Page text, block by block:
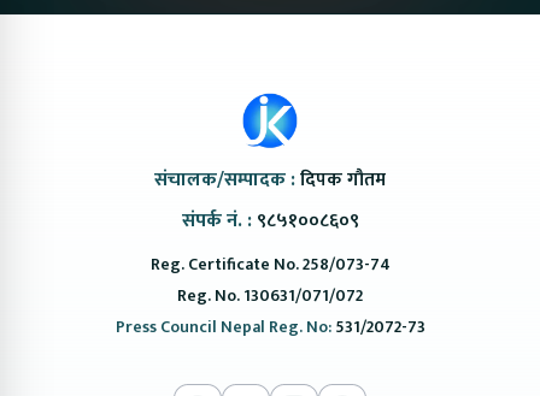
संचालक/सम्पादक :दिपक गौतम
संपर्क नं. : ९८५१००८६०९
Reg. Certificate No. 258/073-74
Reg. No. 130631/071/072
Press Council Nepal Reg. No:531/2072-73